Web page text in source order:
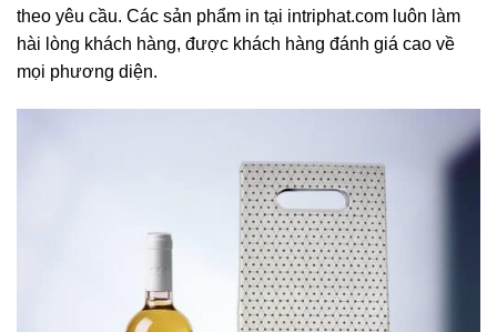
theo yêu cầu. Các sản phẩm in tại intriphat.com luôn làm
hài lòng khách hàng, được khách hàng đánh giá cao về
mọi phương diện.